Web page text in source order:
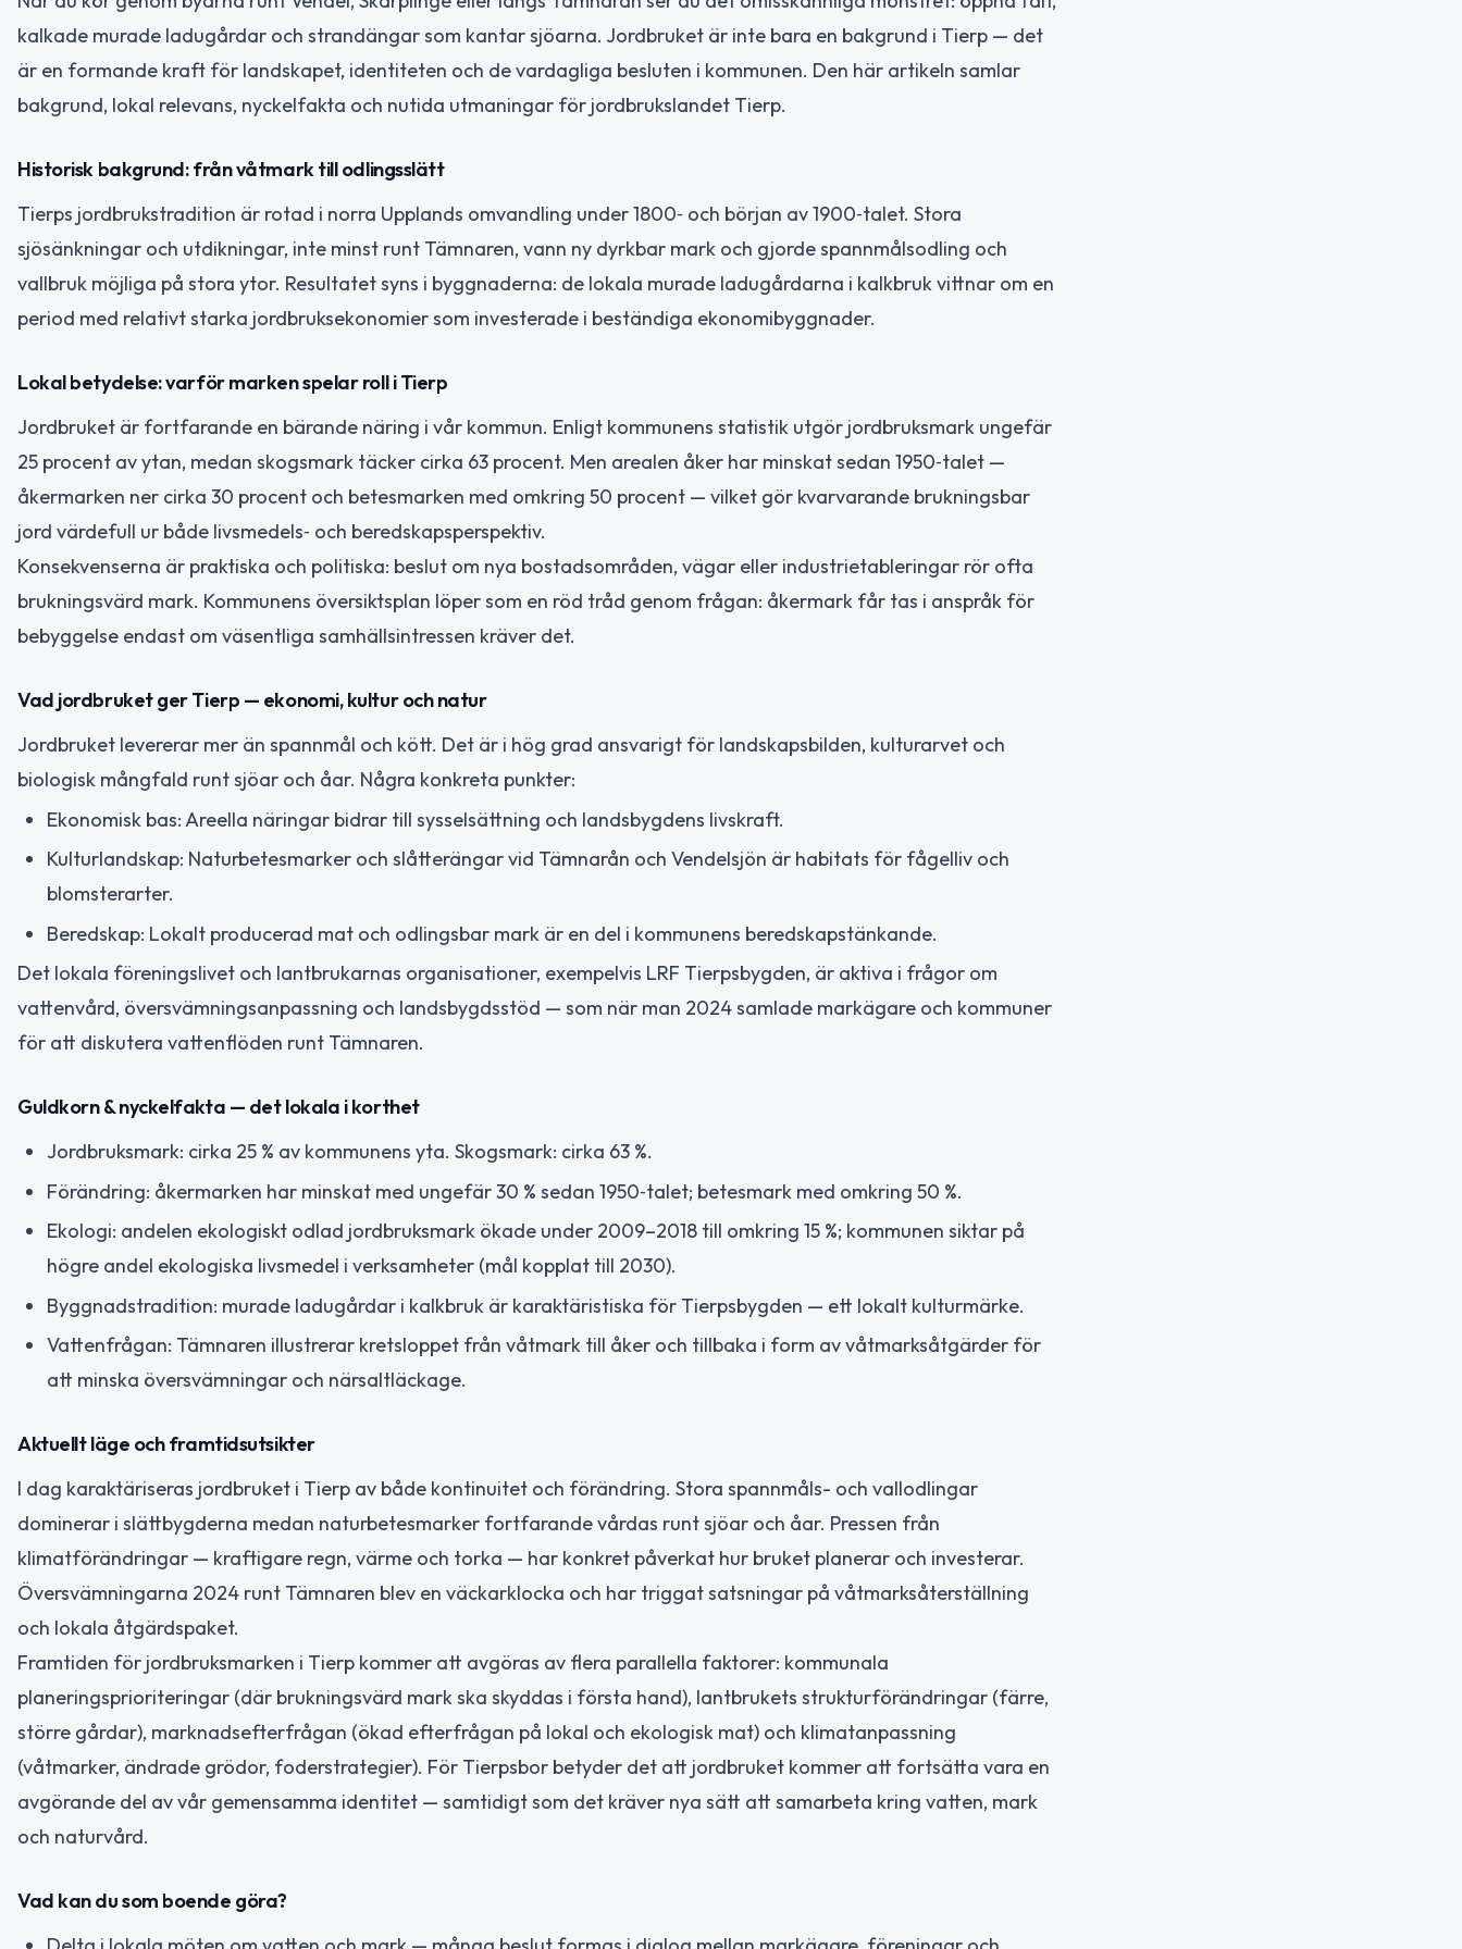
kalkade murade ladugårdar och strandängar som kantar sjöarna. Jordbruket är inte bara en bakgrund i Tierp — det
är en formande kraft för landskapet, identiteten och de vardagliga besluten i kommunen. Den här artikeln samlar
bakgrund, lokal relevans, nyckelfakta och nutida utmaningar för jordbrukslandet Tierp.
Historisk bakgrund: från våtmark till odlingsslätt
Tierps jordbrukstradition är rotad i norra Upplands omvandling under 1800‑ och början av 1900‑talet. Stora
sjösänkningar och utdikningar, inte minst runt Tämnaren, vann ny dyrkbar mark och gjorde spannmålsodling och
vallbruk möjliga på stora ytor. Resultatet syns i byggnaderna: de lokala murade ladugårdarna i kalkbruk vittnar om en
period med relativt starka jordbruksekonomier som investerade i beständiga ekonomibyggnader.
Lokal betydelse: varför marken spelar roll i Tierp
Jordbruket är fortfarande en bärande näring i vår kommun. Enligt kommunens statistik utgör jordbruksmark ungefär
25 procent av ytan, medan skogsmark täcker cirka 63 procent. Men arealen åker har minskat sedan 1950‑talet —
åkermarken ner cirka 30 procent och betesmarken med omkring 50 procent — vilket gör kvarvarande brukningsbar
jord värdefull ur både livsmedels‑ och beredskapsperspektiv.
Konsekvenserna är praktiska och politiska: beslut om nya bostadsområden, vägar eller industrietableringar rör ofta
brukningsvärd mark. Kommunens översiktsplan löper som en röd tråd genom frågan: åkermark får tas i anspråk för
bebyggelse endast om väsentliga samhällsintressen kräver det.
Vad jordbruket ger Tierp — ekonomi, kultur och natur
Jordbruket levererar mer än spannmål och kött. Det är i hög grad ansvarigt för landskapsbilden, kulturarvet och
biologisk mångfald runt sjöar och åar. Några konkreta punkter:
Ekonomisk bas: Areella näringar bidrar till sysselsättning och landsbygdens livskraft.
Kulturlandskap: Naturbetesmarker och slåtterängar vid Tämnarån och Vendelsjön är habitats för fågelliv och
blomsterarter.
Beredskap: Lokalt producerad mat och odlingsbar mark är en del i kommunens beredskapstänkande.
Det lokala föreningslivet och lantbrukarnas organisationer, exempelvis LRF Tierpsbygden, är aktiva i frågor om
vattenvård, översvämningsanpassning och landsbygdsstöd — som när man 2024 samlade markägare och kommuner
för att diskutera vattenflöden runt Tämnaren.
Guldkorn & nyckelfakta — det lokala i korthet
Jordbruksmark: cirka 25 % av kommunens yta. Skogsmark: cirka 63 %.
Förändring: åkermarken har minskat med ungefär 30 % sedan 1950‑talet; betesmark med omkring 50 %.
Ekologi: andelen ekologiskt odlad jordbruksmark ökade under 2009–2018 till omkring 15 %; kommunen siktar på
högre andel ekologiska livsmedel i verksamheter (mål kopplat till 2030).
Byggnadstradition: murade ladugårdar i kalkbruk är karaktäristiska för Tierpsbygden — ett lokalt kulturmärke.
Vattenfrågan: Tämnaren illustrerar kretsloppet från våtmark till åker och tillbaka i form av våtmarksåtgärder för
att minska översvämningar och närsaltläckage.
Aktuellt läge och framtidsutsikter
I dag karaktäriseras jordbruket i Tierp av både kontinuitet och förändring. Stora spannmåls- och vallodlingar
dominerar i slättbygderna medan naturbetesmarker fortfarande vårdas runt sjöar och åar. Pressen från
klimatförändringar — kraftigare regn, värme och torka — har konkret påverkat hur bruket planerar och investerar.
Översvämningarna 2024 runt Tämnaren blev en väckarklocka och har triggat satsningar på våtmarksåterställning
och lokala åtgärdspaket.
Framtiden för jordbruksmarken i Tierp kommer att avgöras av flera parallella faktorer: kommunala
planeringsprioriteringar (där brukningsvärd mark ska skyddas i första hand), lantbrukets strukturförändringar (färre,
större gårdar), marknadsefterfrågan (ökad efterfrågan på lokal och ekologisk mat) och klimatanpassning
(våtmarker, ändrade grödor, foderstrategier). För Tierpsbor betyder det att jordbruket kommer att fortsätta vara en
avgörande del av vår gemensamma identitet — samtidigt som det kräver nya sätt att samarbeta kring vatten, mark
och naturvård.
Vad kan du som boende göra?